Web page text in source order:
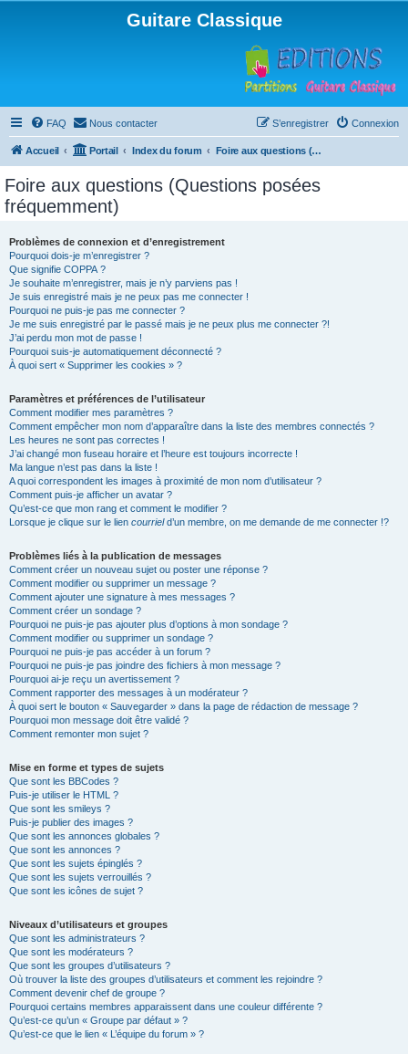
Guitare Classique
FAQ Nous contacter Connexion
S’enregistrer
Accueil Portail Index du forum Foire aux questions (Questions posées fréquemment)
Foire aux questions (Questions posées
fréquemment)
Problèmes de connexion et d’enregistrement
Pourquoi dois-je m’enregistrer ?
Que signifie COPPA ?
Je souhaite m’enregistrer, mais je n’y parviens pas !
Je suis enregistré mais je ne peux pas me connecter !
Pourquoi ne puis-je pas me connecter ?
Je me suis enregistré par le passé mais je ne peux plus me connecter ?!
J’ai perdu mon mot de passe !
Pourquoi suis-je automatiquement déconnecté ?
À quoi sert « Supprimer les cookies » ?
Paramètres et préférences de l’utilisateur
Comment modifier mes paramètres ?
Comment empêcher mon nom d’apparaître dans la liste des membres connectés ?
Les heures ne sont pas correctes !
J’ai changé mon fuseau horaire et l’heure est toujours incorrecte !
Ma langue n’est pas dans la liste !
A quoi correspondent les images à proximité de mon nom d’utilisateur ?
Comment puis-je afficher un avatar ?
Qu’est-ce que mon rang et comment le modifier ?
Lorsque je clique sur le lien courrield’un membre, on me demande de me connecter !?
Problèmes liés à la publication de messages
Comment créer un nouveau sujet ou poster une réponse ?
Comment modifier ou supprimer un message ?
Comment ajouter une signature à mes messages ?
Comment créer un sondage ?
Pourquoi ne puis-je pas ajouter plus d’options à mon sondage ?
Comment modifier ou supprimer un sondage ?
Pourquoi ne puis-je pas accéder à un forum ?
Pourquoi ne puis-je pas joindre des fichiers à mon message ?
Pourquoi ai-je reçu un avertissement ?
Comment rapporter des messages à un modérateur ?
À quoi sert le bouton « Sauvegarder » dans la page de rédaction de message ?
Pourquoi mon message doit être validé ?
Comment remonter mon sujet ?
Mise en forme et types de sujets
Que sont les BBCodes ?
Puis-je utiliser le HTML ?
Que sont les smileys ?
Puis-je publier des images ?
Que sont les annonces globales ?
Que sont les annonces ?
Que sont les sujets épinglés ?
Que sont les sujets verrouillés ?
Que sont les icônes de sujet ?
Niveaux d’utilisateurs et groupes
Que sont les administrateurs ?
Que sont les modérateurs ?
Que sont les groupes d’utilisateurs ?
Où trouver la liste des groupes d’utilisateurs et comment les rejoindre ?
Comment devenir chef de groupe ?
Pourquoi certains membres apparaissent dans une couleur différente ?
Qu’est-ce qu’un « Groupe par défaut » ?
Qu’est-ce que le lien « L’équipe du forum » ?